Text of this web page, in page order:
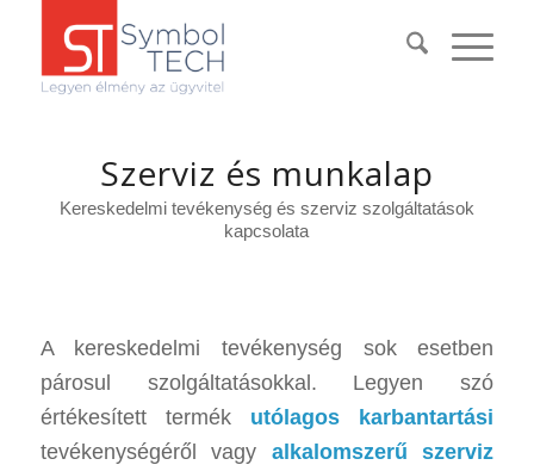
Szerviz és munkalap
Kereskedelmi tevékenység és szerviz szolgáltatások
kapcsolata
A kereskedelmi tevékenység sok esetben
párosul szolgáltatásokkal. Legyen szó
értékesített termék utólagos karbantartási
tevékenységéről vagy alkalomszerű szerviz